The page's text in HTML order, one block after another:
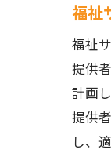
福祉
福祉
提供
計画
提供
し、